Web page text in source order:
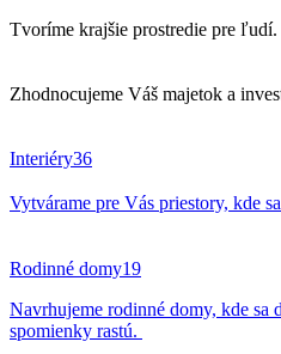
Tvoríme krajšie prostredie pre ľudí.
Zhodnocujeme Váš majetok a
Interiéry36
Vytvárame pre Vás priestory, kde
Rodinné domy19
Navrhujeme rodinné domy, kde sa
spomienky rastú.